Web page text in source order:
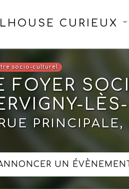
CURIEUX
socio-culturel
FOYER
UN